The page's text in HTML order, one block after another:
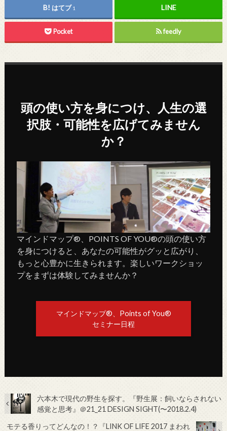
はてブ 1
Pocket feedly
頭の使い方を身につけ、人生の選
択肢・可能性を広げてみません
か？
マインドマップ®、POINTS OF YOU®の頭の使い方
を身につけると、あなたの可能性がグッと広がり、
もっと心豊かに生きられます。楽しいワークショッ
プをまずは体験してみませんか？
マインドマップ®、Points of You®
セミナー日程
六本木で現代の野生を探す。『野生展：飼いならされない
感覚と思考』＠21_21 DESIGN SIGHT(〜2018.2.4)
モテる香りってどんなの！？『LINK OF LIFE 2017 まわれ